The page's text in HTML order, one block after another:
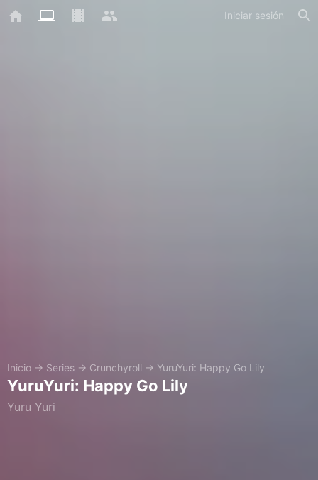
Iniciar sesión
Inicio → Series → Crunchyroll → YuruYuri: Happy Go Lily
YuruYuri: Happy Go Lily
Yuru Yuri